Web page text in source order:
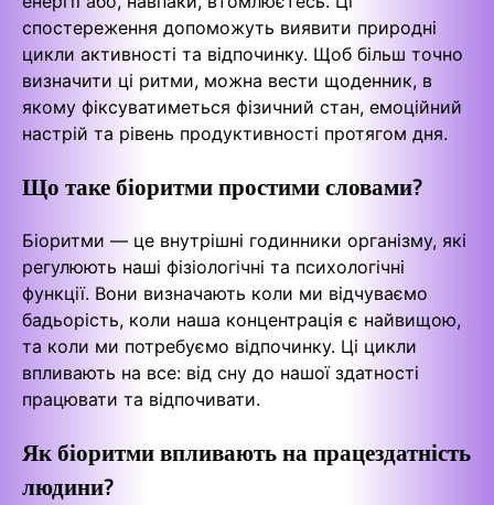
спостереження допоможуть виявити природні
цикли активності та відпочинку. Щоб більш точно
визначити ці ритми, можна вести щоденник, в
якому фіксуватиметься фізичний стан, емоційний
настрій та рівень продуктивності протягом дня.
Що таке біоритми простими словами?
Біоритми — це внутрішні годинники організму, які
регулюють наші фізіологічні та психологічні
функції. Вони визначають коли ми відчуваємо
бадьорість, коли наша концентрація є найвищою,
та коли ми потребуємо відпочинку. Ці цикли
впливають на все: від сну до нашої здатності
працювати та відпочивати.
Як біоритми впливають на працездатність
людини?